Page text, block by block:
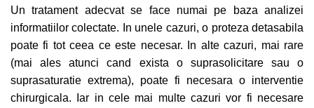
Un tratament adecvat se face numai pe baza analizei
informatiilor colectate. In unele cazuri, o proteza detasabila
poate fi tot ceea ce este necesar. In alte cazuri, mai rare
(mai ales atunci cand exista o suprasolicitare sau o
suprasaturatie extrema), poate fi necesara o interventie
chirurgicala. Iar in cele mai multe cazuri vor fi necesare